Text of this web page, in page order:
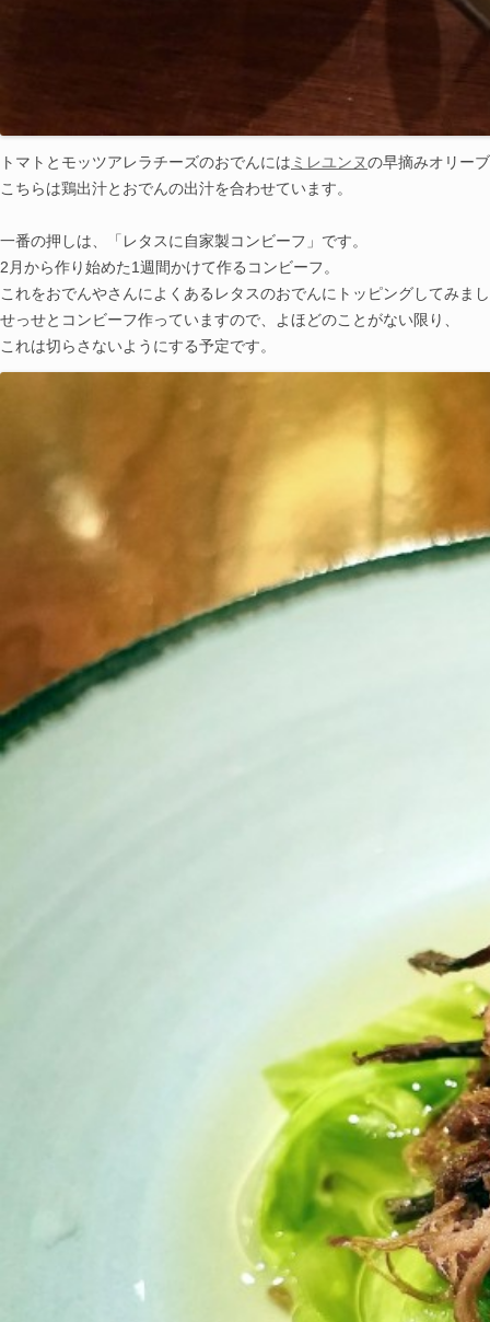
トマトとモッツアレラチーズのおでんには ミレユンヌの早摘みオリー
こちらは鶏出汁とおでんの出汁を合わせています。
一番の押しは、「レタスに自家製コンビーフ」です。
2月から作り始めた1週間かけて作るコンビーフ。
これをおでんやさんによくあるレタスのおでんにトッピングしてみま
せっせとコンビーフ作っていますので、よほどのことがない限り、
これは切らさないようにする予定です。